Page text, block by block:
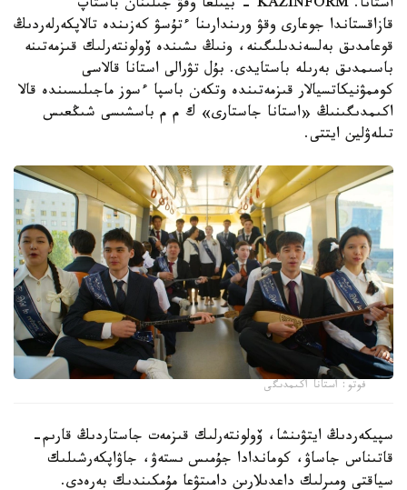
استانا. KAZINFORM - بيىلعا وقۋ جىلىنان باستاپ
قازاقستاندا جوعارى وقۋ ورىندارىنا ءتۇسۋ كەزىندە تالاپكەرلەردىڭ
قوعامدىق بەلسەندىلىگىنە، ونىڭ ىشىندە ۆولونتەرلىك قىزمەتىنە
باسىمدىق بەرىلە باستايدى. بۇل تۋرالى استانا قالاسى
كوممۋنيكاتسيالار قىزمەتىندە وتكەن باسپا ءسوز ماجىلىسىندە قالا
اكىمدىگىنىڭ «استانا جاستارى» ك م م باسشىسى شىڭعىس
تىلەۋلين ايتتى.
فوتو: استانا اكىمدىگى
سپيكەردىڭ ايتۋىنشا، ۆولونتەرلىك قىزمەت جاستاردىڭ قارىم-
قاتىناس جاساۋ، كوماندادا جۇمىس ىستەۋ، جاۋاپكەرشىلىك
سياقتى ومىرلىك داعدىلارىن دامىتۋعا مۇمكىندىك بەرەدى.